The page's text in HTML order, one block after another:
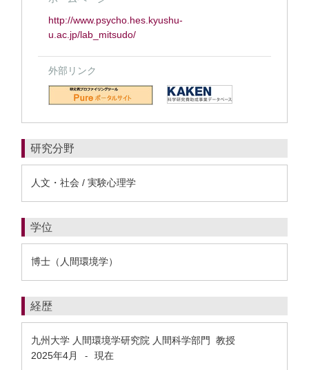
http://www.psycho.hes.kyushu-
u.ac.jp/lab_mitsudo/
外部リンク
研究分野
人文・社会 / 実験心理学
学位
博士（人間環境学）
経歴
九州大学 人間環境学研究院 人間科学部門 教授
2025年4月
- 現在